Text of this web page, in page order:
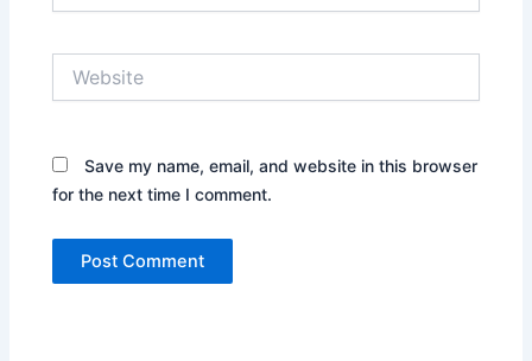
Save my name, email, and website in this browser
for the next time I comment.